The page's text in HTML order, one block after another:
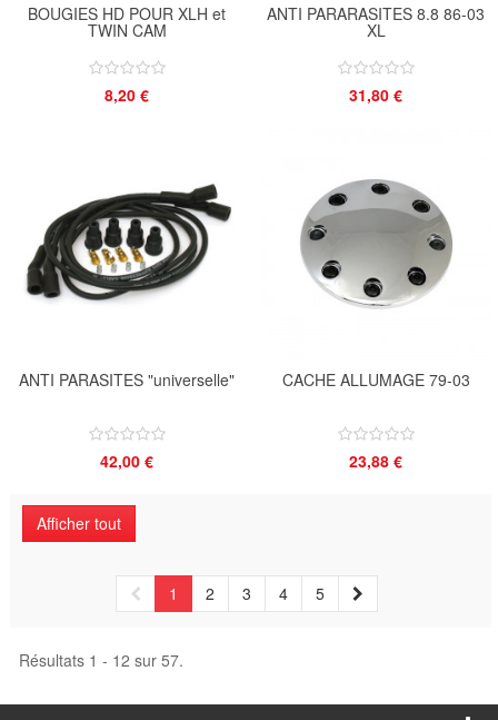
BOUGIES HD POUR XLH et
TWIN CAM
8,20 €
ANTI PARARASITES 8.8 86-03
XL
31,80 €
ANTI PARASITES "universelle"
42,00 €
CACHE ALLUMAGE 79-03
23,88 €
Afficher tout
1 2 3 4 5
Résultats 1 - 12 sur 57.